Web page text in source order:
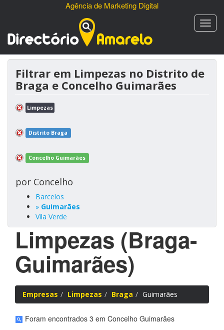
Agência de Marketing Digital
Filtrar em Limpezas no Distrito de
Braga e Concelho Guimarães
Limpezas
Distrito Braga
Concelho Guimarães
por Concelho
Barcelos
» Guimarães
Vila Verde
Limpezas (Braga-
Guimarães)
Empresas Limpezas Braga Guimarães
Foram encontrados 3 em Concelho Guimarães